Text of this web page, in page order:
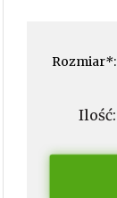
Rozmiar*:
Ilość: